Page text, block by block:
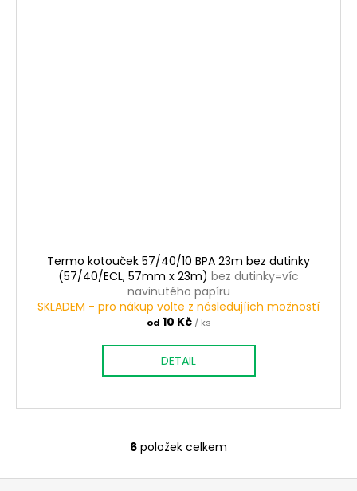
Termo kotouček 57/40/10 BPA 23m bez dutinky
(57/40/ECL, 57mm x 23m) bez dutinky=víc
navinutého papíru
SKLADEM - pro nákup volte z následujíích možností
od 10 Kč / ks
DETAIL
O
v
6 položek celkem